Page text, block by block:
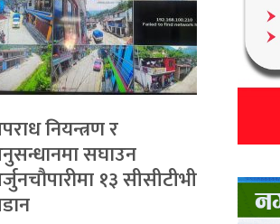
नियन्त्रण र
सघाउन
१३ सीसीटीभी